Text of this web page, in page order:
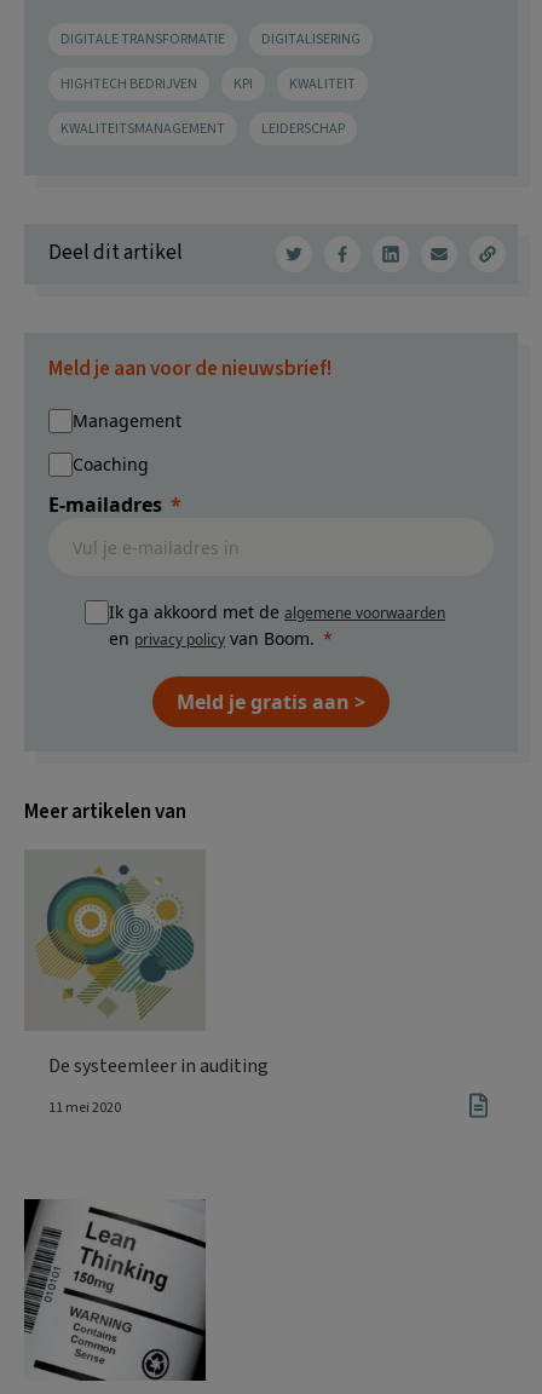
DIGITALE TRANSFORMATIE DIGITALISERING
HIGHTECH BEDRIJVEN KPI KWALITEIT
KWALITEITSMANAGEMENT LEIDERSCHAP
Deel dit artikel
Meld je aan voor de nieuwsbrief!
Management
Coaching
E-mailadres
Ik ga akkoord met de algemene voorwaarden
en privacy policy van Boom.
Meld je gratis aan >
Meer artikelen van
De systeemleer in auditing
11 mei 2020